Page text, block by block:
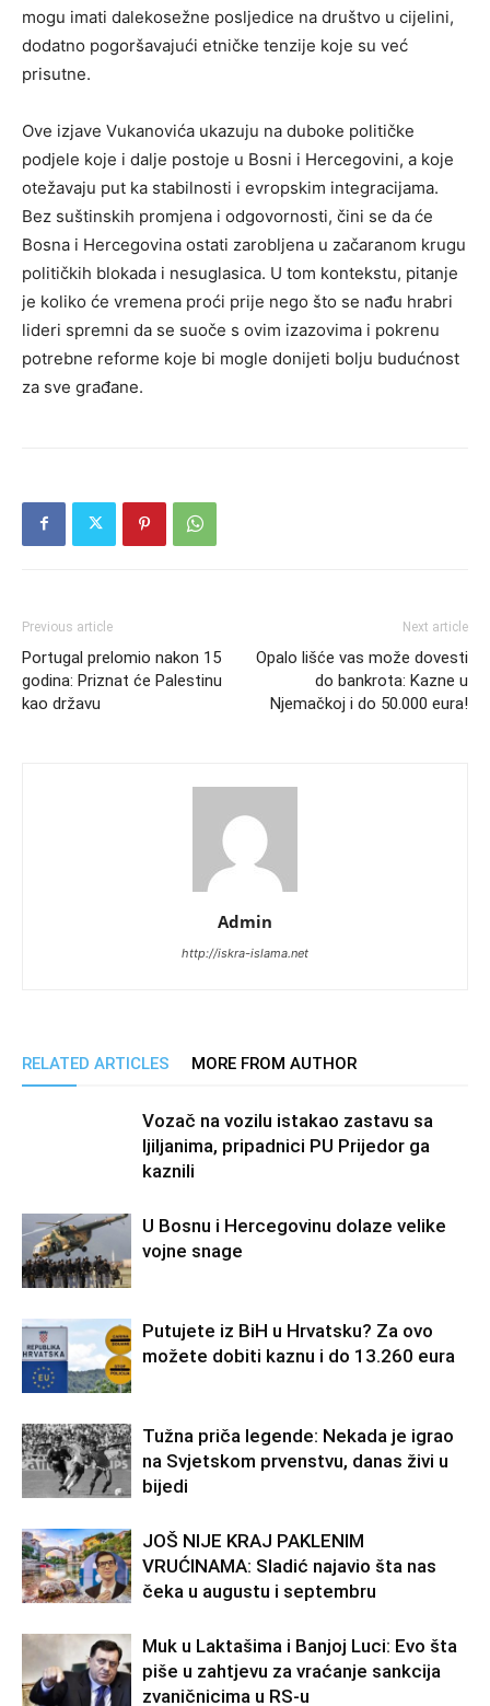
mogu imati dalekosežne posljedice na društvo u cijelini,
dodatno pogoršavajući etničke tenzije koje su već
prisutne.
Ove izjave Vukanovića ukazuju na duboke političke
podjele koje i dalje postoje u Bosni i Hercegovini, a koje
otežavaju put ka stabilnosti i evropskim integracijama.
Bez suštinskih promjena i odgovornosti, čini se da će
Bosna i Hercegovina ostati zarobljena u začaranom krugu
političkih blokada i nesuglasica. U tom kontekstu, pitanje
je koliko će vremena proći prije nego što se nađu hrabri
lideri spremni da se suoče s ovim izazovima i pokrenu
potrebne reforme koje bi mogle donijeti bolju budućnost
za sve građane.
Previous article
Portugal prelomio nakon 15
godina: Priznat će Palestinu
kao državu
Next article
Opalo lišće vas može dovesti
do bankrota: Kazne u
Njemačkoj i do 50.000 eura!
Admin
http://iskra-islama.net
RELATED ARTICLES MORE FROM AUTHOR
Vozač na vozilu istakao zastavu sa
ljiljanima, pripadnici PU Prijedor ga
kaznili
U Bosnu i Hercegovinu dolaze velike
vojne snage
Putujete iz BiH u Hrvatsku? Za ovo
možete dobiti kaznu i do 13.260 eura
Tužna priča legende: Nekada je igrao
na Svjetskom prvenstvu, danas živi u
bijedi
JOŠ NIJE KRAJ PAKLENIM
VRUĆINAMA: Sladić najavio šta nas
čeka u augustu i septembru
Muk u Laktašima i Banjoj Luci: Evo šta
piše u zahtjevu za vraćanje sankcija
zvaničnicima u RS-u